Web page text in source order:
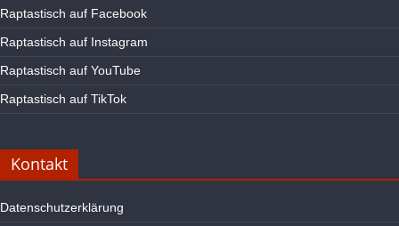
Raptastisch auf Facebook
Raptastisch auf Instagram
Raptastisch auf YouTube
Raptastisch auf TikTok
Kontakt
Datenschutzerklärung